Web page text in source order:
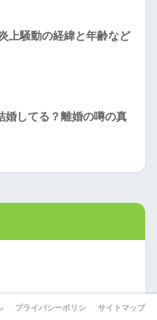
上騒動の経緯と年齢など
婚してる？離婚の噂の真
プライバシーポリシー サイトマップ